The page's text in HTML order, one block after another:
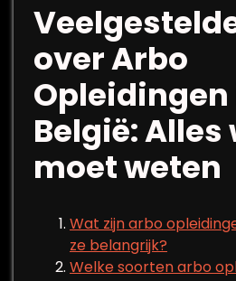
over Arbo
Opleidingen
België: Alles
moet weten
Wat zijn arbo
ze belangrijk?
Welke soorten arbo